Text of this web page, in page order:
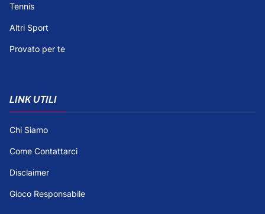
Tennis
Altri Sport
Provato per te
LINK UTILI
Chi Siamo
Come Contattarci
Disclaimer
Gioco Responsabile